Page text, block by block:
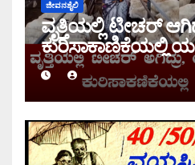
ಜೀವನಶೈಲಿ
ವೃತ್ತಿಯಲ್ಲಿ ಟೀಚರ್
ಕುರಿಸಾಕಾಣಿಕೆಯಲ್ಲಿ